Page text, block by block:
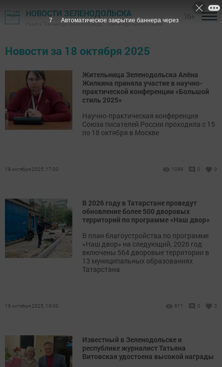
НОВОСТИ ЗЕЛЕНОДОЛЬСКА
Газета "Зеленодольская правда" - Зеленодольский район
Новости за 18 октября 2025
Жительница Зеленодольска Алёна
Жилкина приняла участие в научно-
практической конференции «Большой
стиль 2025»
Научно-практическая конференция
Союза писателей России проходила с 15
по 18 октября в Москве
18 октября 2025, 17:00 1089 0 0
В 2026 году в Татарстане проведут
обновление более 500 дворовых
территорий по программе «Наш двор»
В план благоустройства по программе
«Наш двор» на следующий, 2026 год
включены 564 дворовые территории в
13 муниципальных образованиях
Татарстана
18 октября 2025, 16:00 611 0 0
Известный в Зеленодольске и
республике журналист Татьяна
Витовская удостоена высокой награды
7 Автоматическое закрытие баннера через